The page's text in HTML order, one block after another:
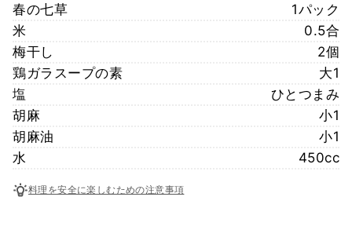
春の七草
1パック
米
0.5合
梅干し
2個
鶏ガラスープの素
大1
塩
ひとつまみ
胡麻
小1
胡麻油
小1
水
450cc
料理を安全に楽しむための注意事項